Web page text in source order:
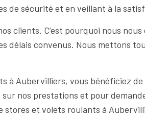
de sécurité et en veillant à la
clients. C’est pourquoi nous
délais convenus. Nous mettons
Aubervilliers, vous bénéficiez de
nos prestations et pour
stores et volets roulants à